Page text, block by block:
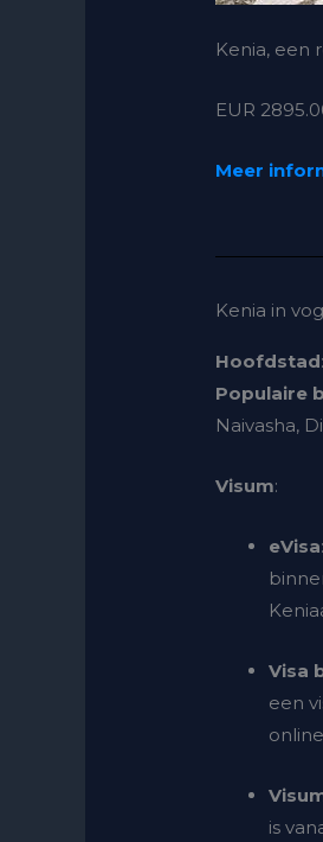
Kenia, een
EUR
Meer
Kenia in
Hoofdstad
Populaire
Naivasha,
Visum:
eVisa
Visa
een
is